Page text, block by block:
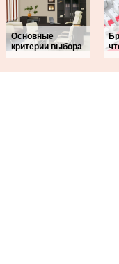
Основные
критерии выбора